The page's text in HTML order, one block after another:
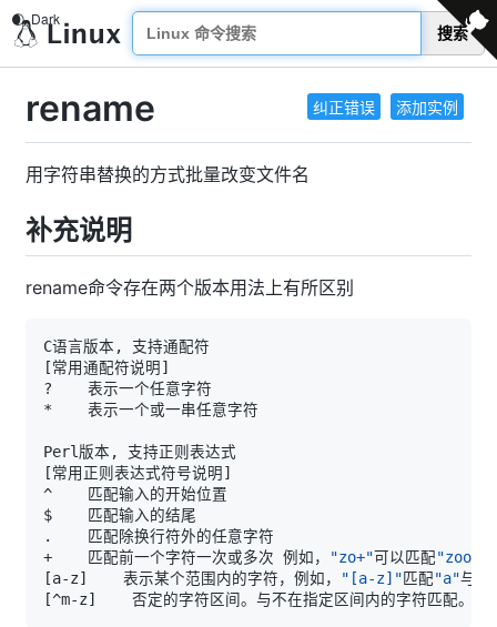
搜索
纠正错误 添加实例
rename
用字符串替换的方式批量改变文件名
补充说明
rename命令存在两个版本用法上有所区别
[常用通配符说明 ]
[常用正则表达式符号说明 ]
.
+    匹配前一个字符一次或多次 例如，
"zo+"可以匹配"zoo"
[a-z]
    表示某个范围内的字符，例如，
"[a-z]"匹配"a"与
[^m-z]